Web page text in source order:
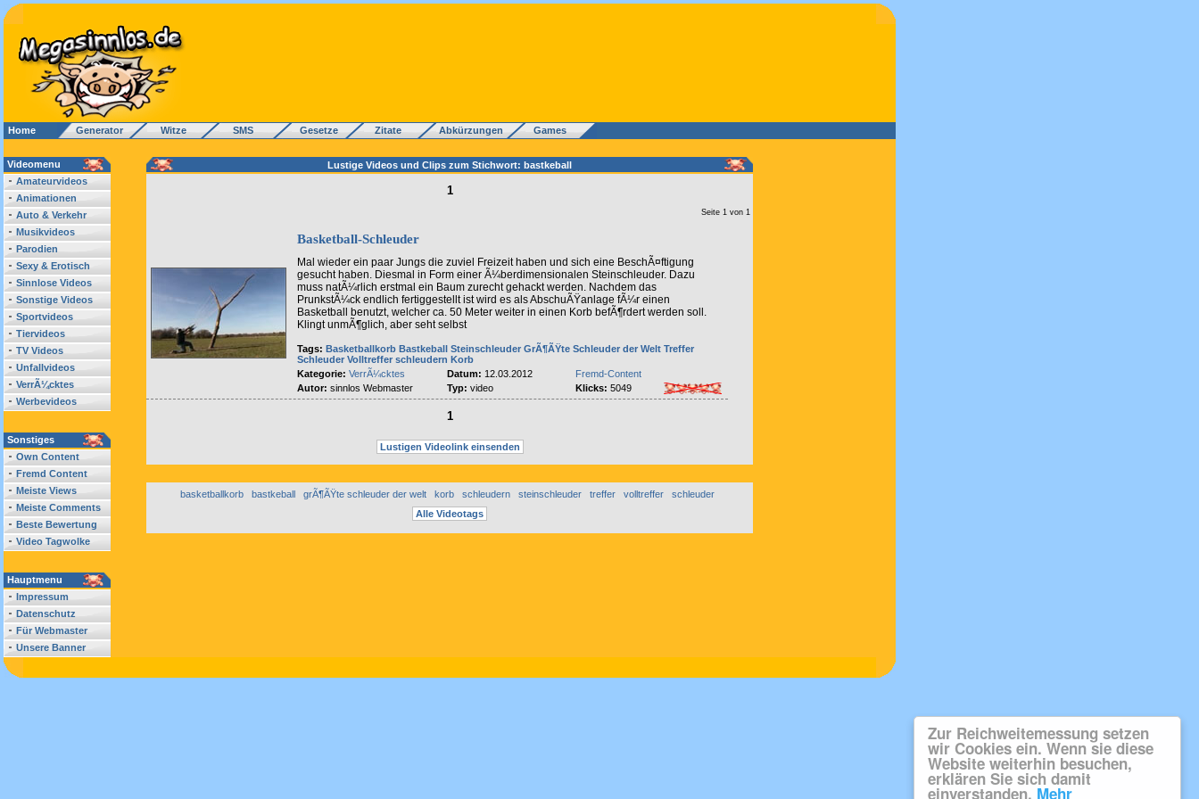
Zur Reichweitemessung setzen
wir Cookies ein. Wenn sie diese
Website weiterhin besuchen,
erklären Sie sich damit
einverstanden. Mehr
Home Generator Witze SMS Gesetze Zitate Abkürzungen Games
Videomenu
Amateurvideos
Animationen
Auto & Verkehr
Musikvideos
Parodien
Sexy & Erotisch
Sinnlose Videos
Sonstige Videos
Sportvideos
Tiervideos
TV Videos
Unfallvideos
VerrÃ¼cktes
Werbevideos
Sonstiges
Own Content
Fremd Content
Meiste Views
Meiste Comments
Beste Bewertung
Video Tagwolke
Hauptmenu
Impressum
Datenschutz
Für Webmaster
Unsere Banner
Lustige Videos und Clips zum Stichwort: bastkeball
1
Seite 1 von 1
Basketball-Schleuder
Mal wieder ein paar Jungs die zuviel Freizeit haben und sich eine BeschÃ¤ftigung
gesucht haben. Diesmal in Form einer Ã¼berdimensionalen Steinschleuder. Dazu
muss natÃ¼rlich erstmal ein Baum zurecht gehackt werden. Nachdem das
PrunkstÃ¼ck endlich fertiggestellt ist wird es als AbschuÃŸanlage fÃ¼r einen
Basketball benutzt, welcher ca. 50 Meter weiter in einen Korb befÃ¶rdert werden soll.
Klingt unmÃ¶glich, aber seht selbst
Tags: Basketballkorb Bastkeball Steinschleuder GrÃ¶ÃŸte Schleuder der Welt Treffer
Schleuder Volltreffer schleudern Korb
Kategorie: VerrÃ¼cktes Datum: 12.03.2012
Fremd-Content
Autor: sinnlos Webmaster Typ: video Klicks: 5049
1
Lustigen Videolink einsenden
basketballkorb bastkeball grÃ¶ÃŸte schleuder der welt korb schleudern steinschleuder treffer volltreffer
schleuder
Alle Videotags